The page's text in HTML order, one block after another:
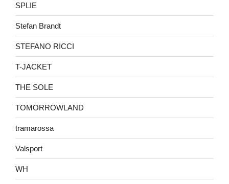
SPLIE
Stefan Brandt
STEFANO RICCI
T-JACKET
THE SOLE
TOMORROWLAND
tramarossa
Valsport
WH